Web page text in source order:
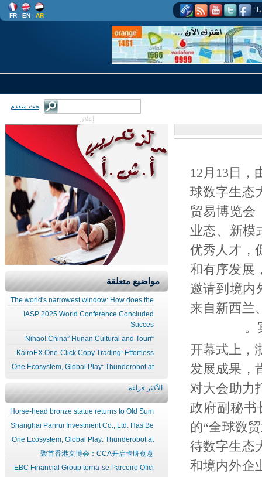
:
AR
EN
FR
12月13日
球数字生态
贸易博览会
业态、新
优秀人才，
和有序发展
邀请到境内
来自新西兰
开幕式上，
发展成果，
对大会助力
政府副秘
的“全球数
待数字生态
和境内外企
بحث متقدم
إعلان
مواضيع متعلقة
The world's narrowest window: How does the
IASP 2025 World Conference Concluded
Succes
KairoEX One-Click Copy Trading: Effortless
One Ecosystem, Global Play: Thunderobot at
الأكثر قراءة
Horse-head bronze statue returns to Old Sum
Shanghai Panrui Investment Co., Ltd. Has Be
One Ecosystem, Global Play: Thunderobot at
聚首香港文博会：CCA开启卡牌创意
EBC Financial Group torna-se Parceiro Ofici